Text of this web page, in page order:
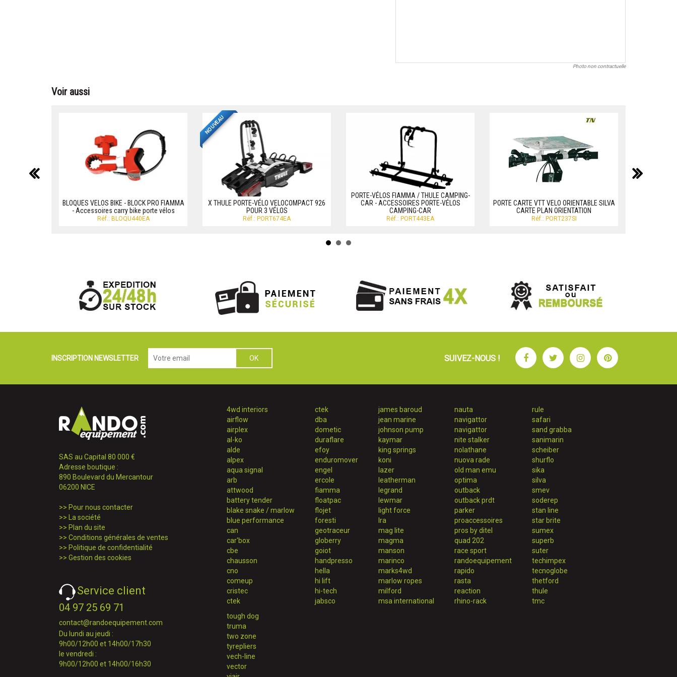
Photo non contractuelle
Voir aussi
BLOQUES VELOS BIKE - BLOCK PRO FIAMMA
- Accessoires carry bike porte vélos
Réf.: BLOQU440EA
NOUVEAU
X THULE PORTE-VÉLO VELOCOMPACT 926
POUR 3 VÉLOS
Réf.: PORT674EA
PORTE-VÉLOS FIAMMA / THULE CAMPING-
CAR - ACCESSOIRES PORTE-VÉLOS
CAMPING-CAR
Réf.: PORT443EA
PORTE CARTE VTT VELO ORIENTABLE SILVA
CARTE PLAN ORIENTATION
Réf.: PORT237SI
précédent
INSCRIPTION NEWSLETTER SUIVEZ-NOUS ! FacebookTwitterInstagramPinterest
SAS au Capital 80 000 €
Adresse boutique :
890 Boulevard du Mercantour
06200 NICE
>> Pour nous contacter
>> La société
>> Plan du site
>> Conditions générales de ventes
>> Politique de confidentialité
>> Gestion des cookies
Service client
04 97 25 69 71
contact@randoequipement.com
Du lundi au jeudi :
9h00/12h00 et 14h00/17h30
le vendredi :
9h00/12h00 et 14h00/16h30
4wd interiors
airflow
airplex
al-ko
alde
alpex
aqua signal
arb
attwood
battery tender
blake snake / marlow
blue performance
can
car'box
cbe
chausson
cno
comeup
cristec
ctek
ctek
dba
dometic
duraflare
efoy
enduromover
engel
ercole
fiamma
floatpac
flojet
foresti
geotraceur
globerry
goiot
handpresso
hella
hi lift
hi-tech
jabsco
james baroud
jean marine
johnson pump
kaymar
king springs
koni
lazer
leatherman
legrand
lewmar
light force
lra
mag lite
magma
manson
marinco
marks4wd
marlow ropes
milford
msa international
nauta
navigattor
navigattor
nite stalker
nolathane
nuova rade
old man emu
optima
outback
outback prdt
parker
proaccessoires
pros by ditel
quad 202
race sport
randoequipement
rapido
rasta
reaction
rhino-rack
rule
safari
sand grabba
sanimarin
scheiber
shurflo
sika
silva
smev
soderep
stan line
star brite
sumex
superb
suter
techimpex
tecnoglobe
thetford
thule
tmc
tough dog
truma
two zone
tyrepliers
vech-line
vector